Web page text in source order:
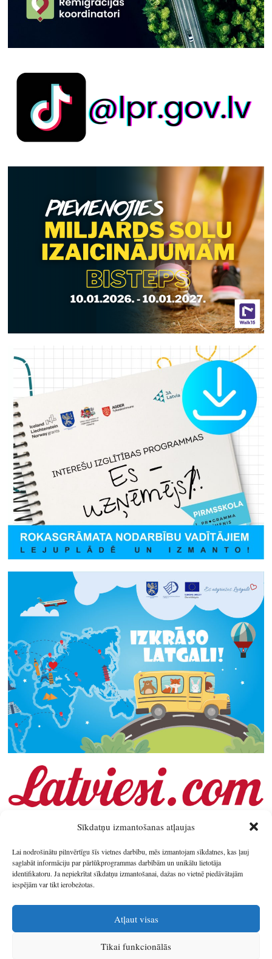
Sīkdatņu izmantošanas atļaujas
Lai nodrošinātu pilnvērtīgu šīs vietnes darbību, mēs izmantojam sīkdatnes, kas ļauj
saglabāt informāciju par pārlūkprogrammas darbībām un unikālu lietotāja
identifikatoru. Ja nepiekrītat sīkdatņu izmantošanai, dažas no vietnē piedāvātajām
iespējām var tikt ierobežotas.
Atļaut visas
Tikai funkcionālās